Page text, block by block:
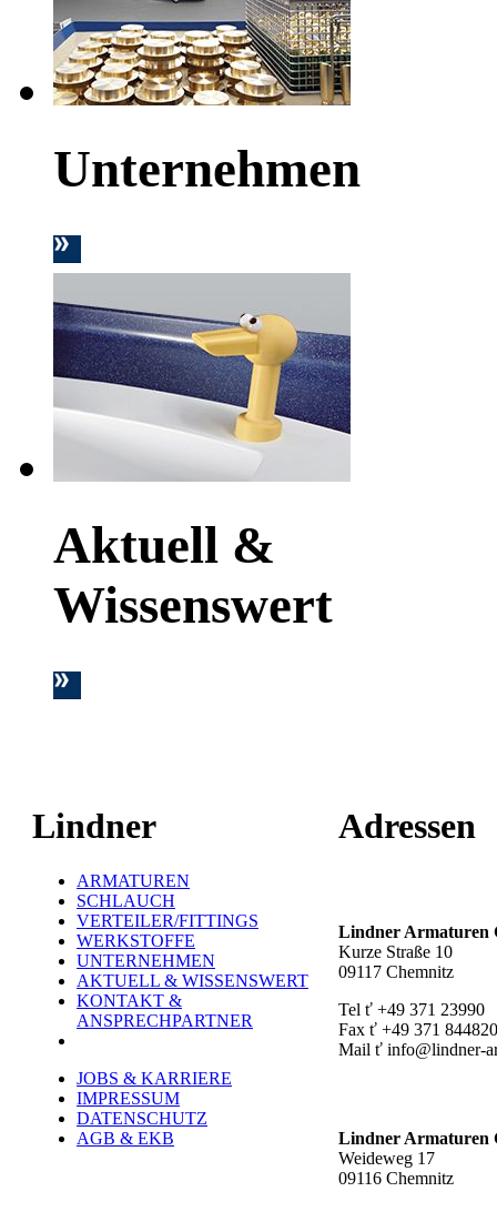
Unternehmen
Aktuell &
Wissenswert
Lindner
ARMATUREN
SCHLAUCH
VERTEILER/FITTINGS
WERKSTOFFE
UNTERNEHMEN
AKTUELL & WISSENSWERT
KONTAKT &
ANSPRECHPARTNER
JOBS & KARRIERE
IMPRESSUM
DATENSCHUTZ
AGB & EKB
Adressen
Lindner Armaturen
Kurze Straße 10
09117 Chemnitz
Tel ť +49 371 23990
Fax ť +49 371
Mail ť info@lindner-
Lindner Armaturen
Weideweg 17
09116 Chemnitz